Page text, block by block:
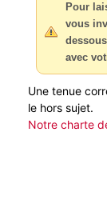
Pour
vous
avec
Une tenue
le hors sujet.
Notre charte